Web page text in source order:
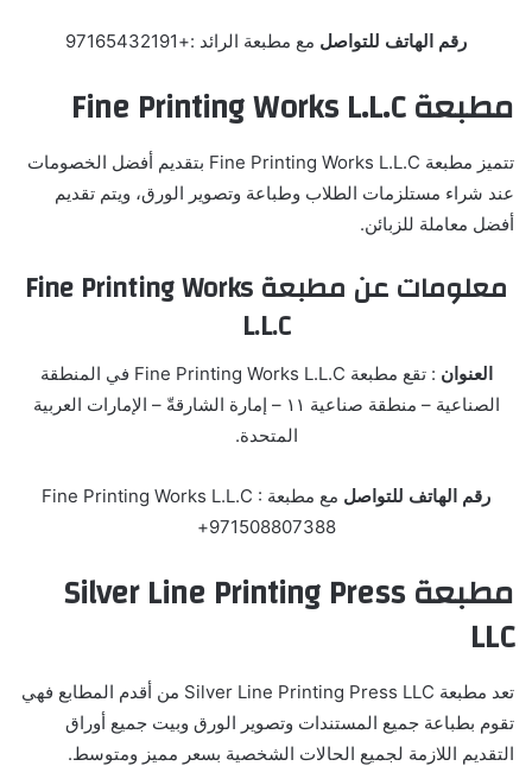
رقم الهاتف للتواصل مع مطبعة الرائد :+97165432191
مطبعة Fine Printing Works L.L.C
تتميز مطبعة Fine Printing Works L.L.C بتقديم أفضل الخصومات
عند شراء مستلزمات الطلاب وطباعة وتصوير الورق، ويتم تقديم
أفضل معاملة للزبائن.
معلومات عن مطبعة Fine Printing Works
L.L.C
العنوان
: تقع مطبعة Fine Printing Works L.L.C في المنطقة
الصناعية – منطقة صناعية ١١ – إمارة الشارقةّ – الإمارات العربية
المتحدة.
رقم الهاتف للتواصل
مع مطبعة Fine Printing Works L.L.C :
+971508807388
مطبعة Silver Line Printing Press
LLC
تعد مطبعة Silver Line Printing Press LLC من أقدم المطابع فهي
تقوم بطباعة جميع المستندات وتصوير الورق وبيت جميع أوراق
التقديم اللازمة لجميع الحالات الشخصية بسعر مميز ومتوسط.